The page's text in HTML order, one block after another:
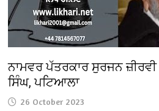
ਨਾਮਵਰ ਪੱਤਰਕਾਰ ਸੁਰਜਨ
ਸਿੰਘ, ਪਟਿਆਲਾ
26 October 2023